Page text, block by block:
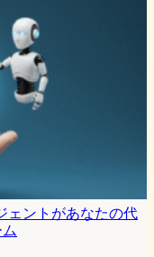
ントがあなたの代